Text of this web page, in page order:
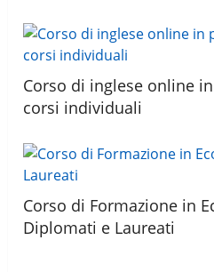
Corso di inglese online
corsi individuali
Corso di Formazione in
Diplomati e Laureati